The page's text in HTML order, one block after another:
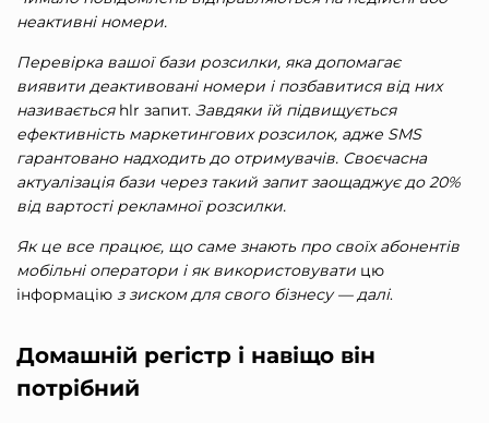
неактивні номери.
Перевірка вашої бази розсилки, яка допомагає
виявити деактивовані номери і позбавитися від них
називається hlr запит. Завдяки їй підвищується
ефективність маркетингових розсилок, адже SMS
гарантовано надходить до отримувачів. Своєчасна
актуалізація бази через такий запит заощаджує до 20%
від вартості рекламної розсилки.
Як це все працює, що саме знають про своїх абонентів
мобільні оператори і як використовувати цю
інформацію з зиском для свого бізнесу — далі.
Домашній регістр і навіщо він
потрібний